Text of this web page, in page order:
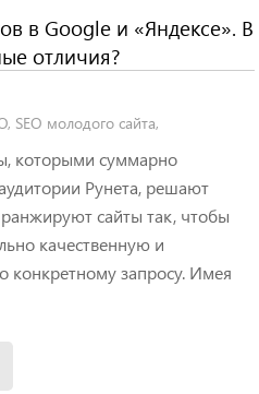
в Google и «Яндексе». В
отличия?
, SEO молодого сайта,
которыми суммарно
Рунета, решают
сайты так, чтобы
качественную и
конкретному запросу. Имея